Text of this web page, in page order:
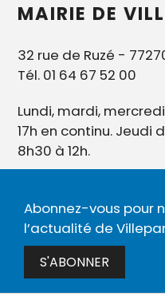
MAIRIE DE
32 rue de Ruzé -
Tél. 01 64 67 52 00
Lundi, mardi,
17h en continu. Jeudi
8h30 à 12h.
Abonnez-vous pour
l’actualité de
S'ABONNER